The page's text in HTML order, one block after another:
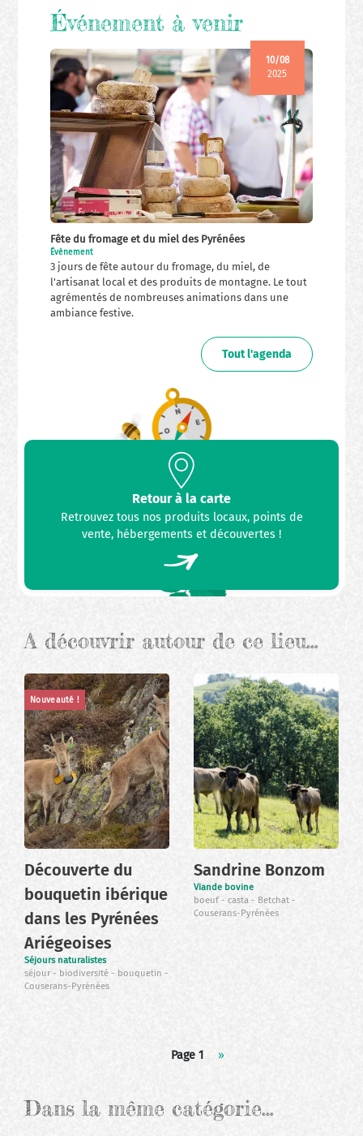
Événement à venir
10/08
2025
Fête du fromage et du miel des Pyrénées
Évènement
3 jours de fête autour du fromage, du miel, de
l'artisanat local et des produits de montagne. Le tout
agrémentés de nombreuses animations dans une
ambiance festive.
Tout l'agenda
Retour à la carte
Retrouvez tous nos produits locaux, points de
vente, hébergements et découvertes !
A découvrir autour de ce lieu…
Nouveauté !
Découverte du
bouquetin ibérique
dans les Pyrénées
Ariégeoises
Séjours naturalistes
séjour
biodiversité
bouquetin
Couserans-Pyrénées
Sandrine Bonzom
Viande bovine
boeuf
casta
Betchat
Couserans-Pyrénées
Page 1
Page
››
Dans la même catégorie…